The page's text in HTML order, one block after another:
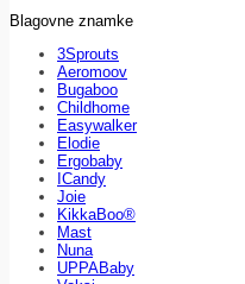
Blagovne znamke
3Sprouts
Aeromoov
Bugaboo
Childhome
Easywalker
Elodie
Ergobaby
ICandy
Joie
KikkaBoo®
Mast
Nuna
UPPABaby